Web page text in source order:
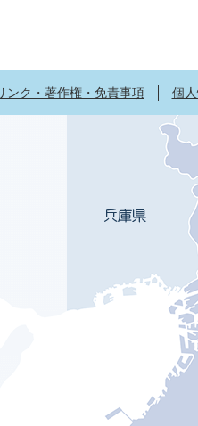
ンク・著作権・免責事項 個